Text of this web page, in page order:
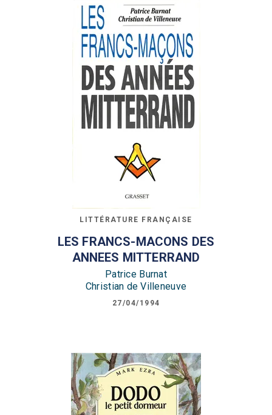
LITTÉRATURE FRANÇAISE
LES FRANCS-MACONS DES
ANNEES MITTERRAND
Patrice Burnat
Christian de Villeneuve
27/04/1994